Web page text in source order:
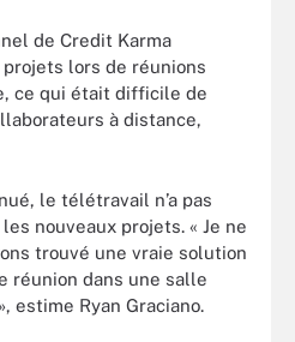
de Credit Karma
lors de réunions
ce qui était difficile de
à distance,
le télétravail n’a pas
nouveaux projets. « Je ne
trouvé une vraie solution
réunion dans une salle
estime Ryan Graciano.